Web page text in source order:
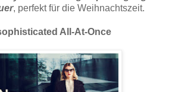
, perfekt für die Weihnachtszeit.
All-At-Once